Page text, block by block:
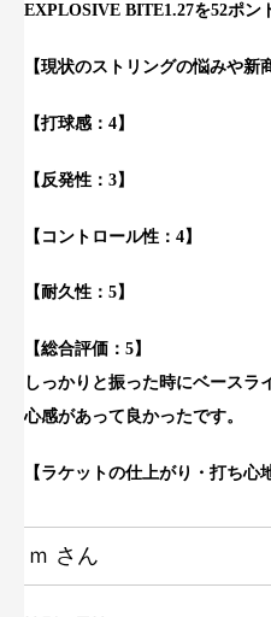
EXPLOSIVE BITE1.27を52ポン
【現状のストリングの悩みや新
【打球感：4】
【反発性：3】
【コントロール性：4】
【耐久性：5】
【総合評価：5】
しっかりと振った時にベースラ
心感があって良かったです。
【ラケットの仕上がり・打ち心
ｍ さん